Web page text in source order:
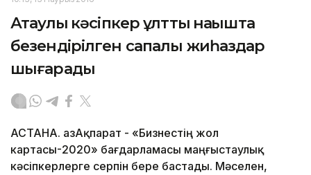
Ақтаулық кәсіпкер ұлттық нақышта
безендірілген сапалы жиһаздар
шығарады
АСТАНА. ҚазАқпарат - «Бизнестің жол
картасы-2020» бағдарламасы маңғыстаулық
кәсіпкерлерге серпін бере бастады. Мәселен,